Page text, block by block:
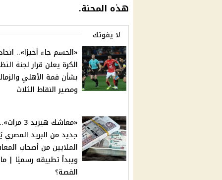
هذه المحنة.
لا يفوتك
«الحسم جاء أخيرًا»..
الكرة يعلن قرار لجنة
بشأن قمة الأهلي
ومصير النقاط الثلاث
«معاشك هيزيد
جديد من البريد
الملايين من أصحاب
ويبدأ تطبيقه رسميًا | ما
القصة؟